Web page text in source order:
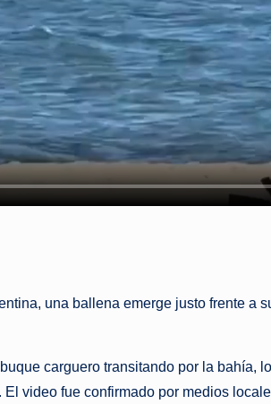
una ballena emerge justo frente a
carguero transitando por la bahía,
video fue confirmado por medios